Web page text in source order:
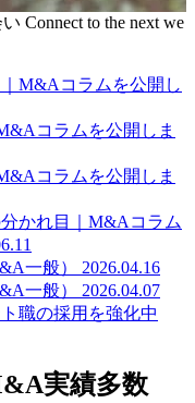
Connect to the next we
M&Aコラムを公開し
コラムを公開しま
コラムを公開しま
かれ目｜M&Aコラム
一般）
2026.04.16
一般）
2026.04.07
職の採用を強化中
実績多数